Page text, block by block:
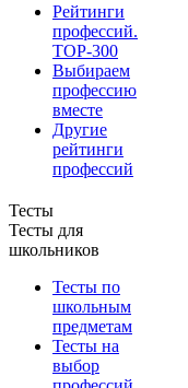
Рейтинги
профессий.
TOP-300
Выбираем
профессию
вместе
Другие
рейтинги
профессий
Тесты
Тесты для
школьников
Тесты по
школьным
предметам
Тесты на
выбор